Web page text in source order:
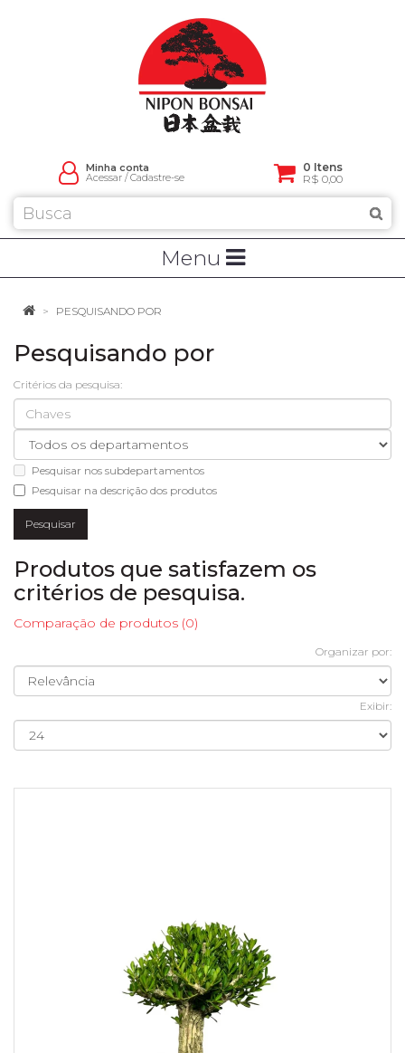
Minha conta
Acessar/Cadastre-se
0 Itens
R$ 0,00
Menu
PESQUISANDO POR
Pesquisando por
Critérios da pesquisa:
Pesquisar nos subdepartamentos
Pesquisar na descrição dos produtos
Produtos que satisfazem os
critérios de pesquisa.
Comparação de produtos (0)
Organizar por:
Exibir: